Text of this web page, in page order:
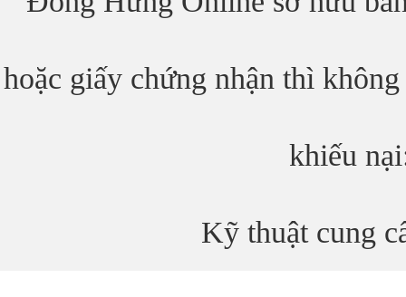
hoặc giấy chứng nhận thì
khiếu
Kỹ thuật cung